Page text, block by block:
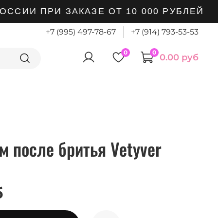
ПРИ ЗАКАЗЕ ОТ 10 000 РУБЛЕЙ
+7 (995) 497-78-67 +7 (914) 793-53-53
0 0 0.00 руб
после бритья Vetyver